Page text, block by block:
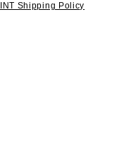
Shipping Policy